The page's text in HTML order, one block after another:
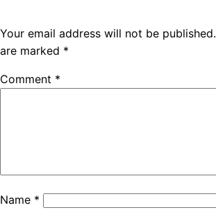
Your email address will not be published.
are marked *
Comment *
Name *